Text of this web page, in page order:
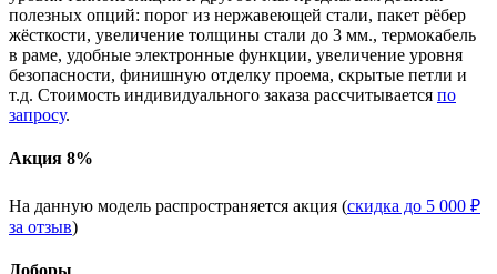
полезных опций: порог из нержавеющей стали, пакет рёбер
жёсткости, увеличение толщины стали до 3 мм., термокабель
в раме, удобные электронные функции, увеличение уровня
безопасности, финишную отделку проема, скрытые петли и
т.д. Стоимость индивидуального заказа рассчитывается по
запросу.
Акция 8%
На данную модель распространяется акция (скидка до 5 000 ₽
за отзыв)
Доборы